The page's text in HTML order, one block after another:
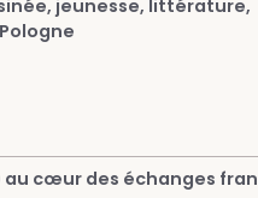
jeunesse, littérature,
au cœur des échanges